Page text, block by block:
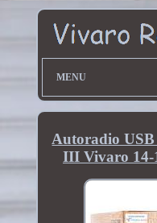
MENU
Autoradio
III Vivaro 14-